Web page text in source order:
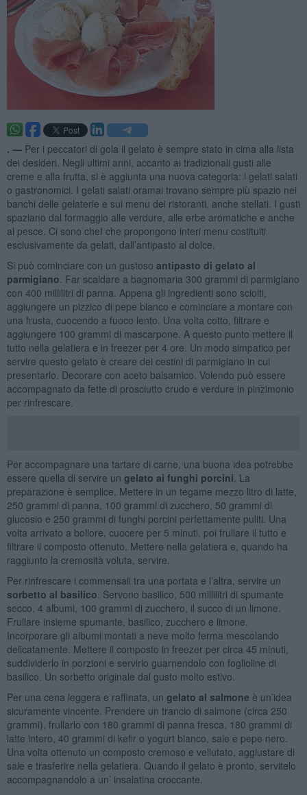
. — Per i peccatori di gola il gelato è sempre stato in cima alla lista
dei desideri. Negli ultimi anni, accanto ai tradizionali gusti alle
creme e alla frutta, si è aggiunta una nuova categoria: i gelati salati
o gastronomici. I gelati salati oramai trovano sempre più spazio nei
banchi delle gelaterie e sui menu dei ristoranti, anche stellati. I gusti
spaziano dal formaggio alle verdure, alle erbe aromatiche e anche
al pesce. Ci sono chef che propongono interi menu costituiti
esclusivamente da gelati, dall’antipasto al dolce.
Si può cominciare con un gustoso antipasto di gelato al
parmigiano . Far scaldare a bagnomaria 300 grammi di parmigiano
con 400 millilitri di panna. Appena gli ingredienti sono sciolti,
aggiungere un pizzico di pepe bianco e cominciare a montare con
una frusta, cuocendo a fuoco lento. Una volta cotto, filtrare e
aggiungere 100 grammi di mascarpone. A questo punto mettere il
tutto nella gelatiera e in freezer per 4 ore. Un modo simpatico per
servire questo gelato è creare dei cestini di parmigiano in cui
presentarlo. Decorare con aceto balsamico. Volendo può essere
accompagnato da fette di prosciutto crudo e verdure in pinzimonio
per rinfrescare.
Per accompagnare una tartare di carne, una buona idea potrebbe
essere quella di servire un gelato ai funghi porcini . La
preparazione è semplice. Mettere in un tegame mezzo litro di latte,
250 grammi di panna, 100 grammi di zucchero, 50 grammi di
glucosio e 250 grammi di funghi porcini perfettamente puliti. Una
volta arrivato a bollore, cuocere per 5 minuti, poi frullare il tutto e
filtrare il composto ottenuto. Mettere nella gelatiera e, quando ha
raggiunto la cremosità voluta, servire.
Per rinfrescare i commensali tra una portata e l’altra, servire un
sorbetto al basilico . Servono basilico, 500 millilitri di spumante
secco, 4 albumi, 100 grammi di zucchero, il succo di un limone.
Frullare insieme spumante, basilico, zucchero e limone.
Incorporare gli albumi montati a neve molto ferma mescolando
delicatamente. Mettere il composto in freezer per circa 45 minuti,
suddividerlo in porzioni e servirlo guarnendolo con foglioline di
basilico. Un sorbetto originale dal gusto molto estivo.
Per una cena leggera e raffinata, un gelato al salmone è un’idea
sicuramente vincente. Prendere un trancio di salmone (circa 250
grammi), frullarlo con 180 grammi di panna fresca, 180 grammi di
latte intero, 40 grammi di kefir o yogurt bianco, sale e pepe nero.
Una volta ottenuto un composto cremoso e vellutato, aggiustare di
sale e trasferire nella gelatiera. Quando il gelato è pronto, servitelo
accompagnandolo a un’ insalatina croccante.